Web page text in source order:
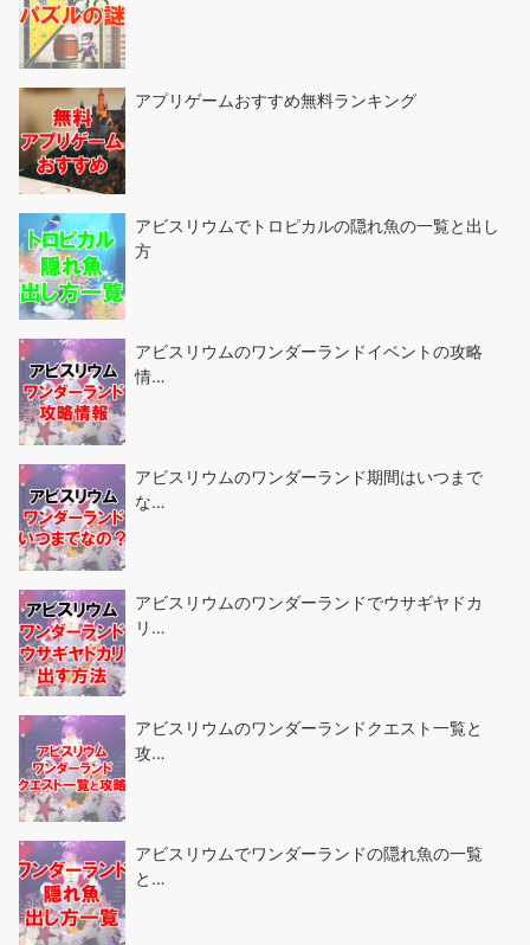
アプリゲームおすすめ無料ランキング
アビスリウムでトロピカルの隠れ魚の一覧と出し
方
アビスリウムのワンダーランドイベントの攻略
情…
アビスリウムのワンダーランド期間はいつまで
な…
アビスリウムのワンダーランドでウサギヤドカ
リ…
アビスリウムのワンダーランドクエスト一覧と
攻…
アビスリウムでワンダーランドの隠れ魚の一覧
と…